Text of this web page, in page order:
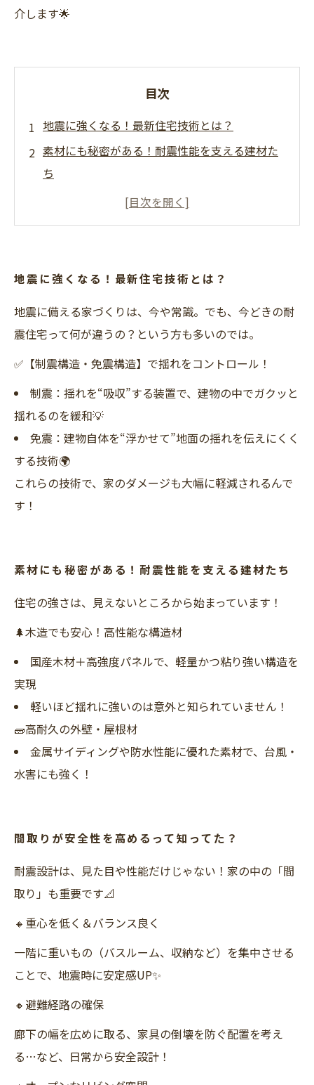
介します🌟
目次
地震に強くなる！最新住宅技術とは？
素材にも秘密がある！耐震性能を支える建材た
ち
間取りが安全性を高めるって知ってた？
安心だけじゃない！省エネ性能も進化中
住まいの間取りも進化中！
地震に強くなる！最新住宅技術とは？
地震に備える家づくりは、今や常識。でも、今どきの耐
震住宅って何が違うの？という方も多いのでは。
✅【制震構造・免震構造】で揺れをコントロール！
制震：揺れを“吸収”する装置で、建物の中でガクッと
揺れるのを緩和💡
免震：建物自体を“浮かせて”地面の揺れを伝えにくく
する技術🌍
これらの技術で、家のダメージも大幅に軽減されるんで
す！
素材にも秘密がある！耐震性能を支える建材たち
住宅の強さは、見えないところから始まっています！
🌲木造でも安心！高性能な構造材
国産木材＋高強度パネルで、軽量かつ粘り強い構造を
実現
軽いほど揺れに強いのは意外と知られていません！
🧱高耐久の外壁・屋根材
金属サイディングや防水性能に優れた素材で、台風・
水害にも強く！
間取りが安全性を高めるって知ってた？
耐震設計は、見た目や性能だけじゃない！家の中の「間
取り」も重要です📐
🔸重心を低く＆バランス良く
一階に重いもの（バスルーム、収納など）を集中させる
ことで、地震時に安定感UP✨
🔸避難経路の確保
廊下の幅を広めに取る、家具の倒壊を防ぐ配置を考え
る…など、日常から安全設計！